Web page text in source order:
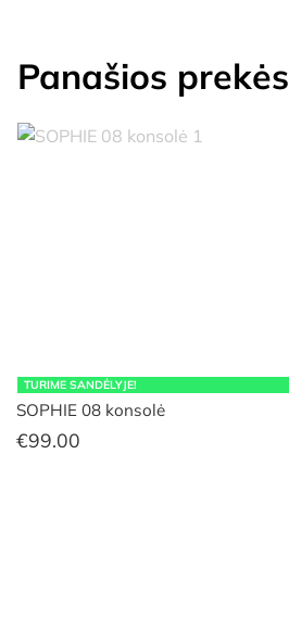
Panašios prekės
TURIME SANDĖLYJE!
SOPHIE 08 konsolė
€99.00